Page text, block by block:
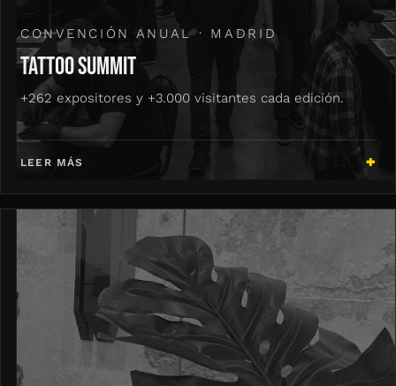
CONVENCIÓN ANUAL · MADRID
TATTOO SUMMIT
+262 expositores y +3.000 visitantes cada edición.
LEER MÁS